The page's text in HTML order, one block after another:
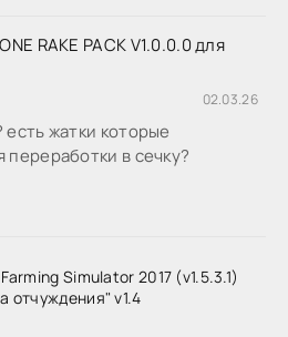
RAKE PACK V1.0.0.0 для
02.03.26
жатки которые
в сечку?
Simulator 2017 (v1.5.3.1)
отчуждения" v1.4